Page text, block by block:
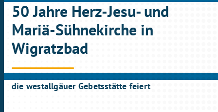
50 Jahre Herz-Jesu- und
Mariä-Sühnekirche in
Wigratzbad
die westallgäuer Gebetsstätte feiert